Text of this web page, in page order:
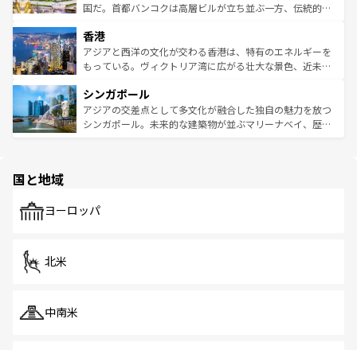
覧を参照してほしい。
醸し出している。また、バラエティの豊かさとおいしさで
とつ。フォーやバインミー、ベトナムコーヒーなどは、ぜ
ひ現地で味わいたい。どの地域を訪れてもあたたかい人々
が旅行者を迎えてくれるので、きっと忘れられない旅にな
参照してほしい。
国だ。首都バンコクは高層ビルが立ち並ぶ一方、伝統的な
の活気が交差している。北部ではチェンマイなどの山岳地
帯で自然と触れ合い、南部ではプーケットやクラビの美し
いビーチでリゾート気分を楽しむことができる。タイ料理
激する。気候は一年中温暖で、どの季節にも異なる楽しみ
が待っている。親しみやすいタイの人々、仏教を中心とし
た文化、そして多様な観光資源が、訪れる旅人を魅了し続
香港
アジアと西洋の文化が交わる香港は、特有のエネルギーを
もっている。ヴィクトリア湾に広がる壮大な景色、近未来
み、どこを訪れても感動するはず。観光スポットが密集し
ており、効率よく見どころを回れるのも魅力。息をのむよ
うな絶景から文化的な体験まで、香港を存分に楽しみ尽く
シンガポール
アジアの交差点として多文化が融合した独自の魅力を放つ
シンガポール。未来的な建築物が並ぶマリーナベイ、歴史
で、ホーカーズは地元の風情を楽しめる外せないスポット
国と地域
ヨーロッパ
北米
中南米